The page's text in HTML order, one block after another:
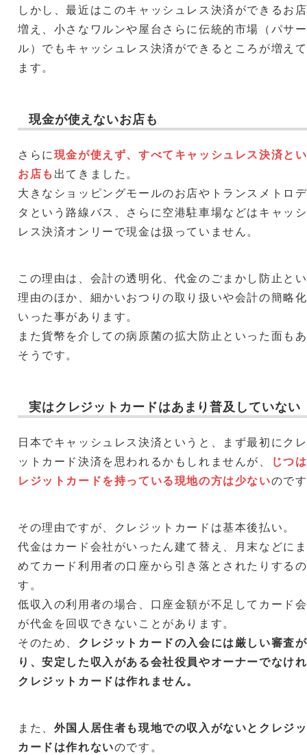
しかし、最近はこのキャッシュレス決済ができるお
増え、小さなワルンや屋台さらに伝統的市場（パサー
ル）でもキャッシュレス決済ができるところが増え
ます。
現金が使えないお店も
さらに現金が使えず、すべてキャッシュレス決済と
お店も 出てきました。
大きなショッピングモールのお店やトランスメトロ
タという路線バス、さらに空港駐車場などはキャッ
レス決済オンリーで現金は扱っていません。
この理由は、会計の透明化、代金のごまかし防止と
理由のほか、細かいおつりの取り扱いや会計の簡略
いった事があります。
また貨幣を介しての病原菌の拡大防止といった面も
そうです。
実はクレジットカードはあまり普及していない
日本でキャッシュレス決済というと、まず最初にク
ットカード決済を思われるかもしれませんが、
じつ
レジットカードを持っている現地の方は少ないので
その理由ですが、クレジットカードは基本後払い。
代金はカード会社がいったん建て替え、月末などに
めてカード利用者の口座から引き落とされたりする
す。
低収入の利用者の場合、口座金額が不足してカード
が代金を回収できないことがあります。
そのため、 クレジットカードの入会には厳しい審査
り、安定した収入がある会社役員やオーナーでなけ
クレジットカードは作れません。
また、 外国人居住者も現地での収入がないとクレジ
カードは作れないのです。